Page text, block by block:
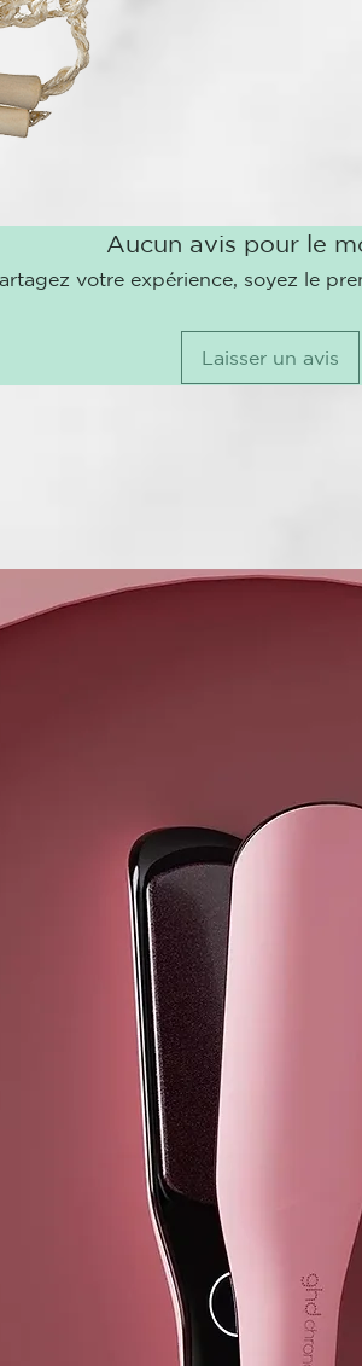
Aucun avis pour le
votre expérience, soyez le
Laisser un avis